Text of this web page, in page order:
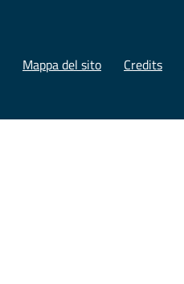
Mappa del sito Credits